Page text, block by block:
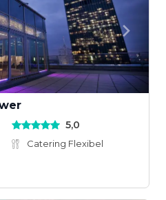
5,0
Catering Flexibel